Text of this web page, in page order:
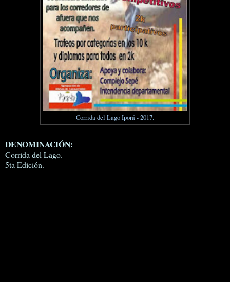
Corrida del Lago Iporá - 2017.
DENOMINACIÓN:
Corrida del Lago.
5ta Edición.